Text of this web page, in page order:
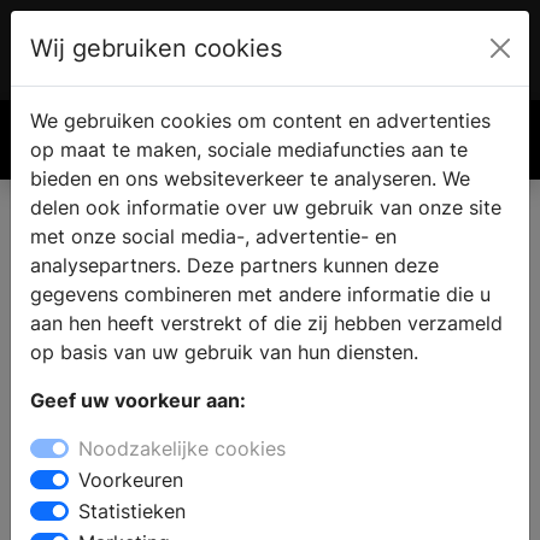
€ 0.00
Wij gebruiken cookies
We gebruiken cookies om content en advertenties
op maat te maken, sociale mediafuncties aan te
bieden en ons websiteverkeer te analyseren. We
delen ook informatie over uw gebruik van onze site
met onze social media-, advertentie- en
analysepartners. Deze partners kunnen deze
gegevens combineren met andere informatie die u
aan hen heeft verstrekt of die zij hebben verzameld
op basis van uw gebruik van hun diensten.
Geef uw voorkeur aan:
Noodzakelijke cookies
Voorkeuren
Statistieken